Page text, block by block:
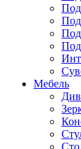
Мебель